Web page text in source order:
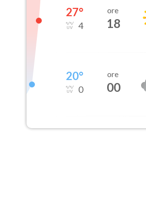
27°
4
ore
18
20°
0
ore
00